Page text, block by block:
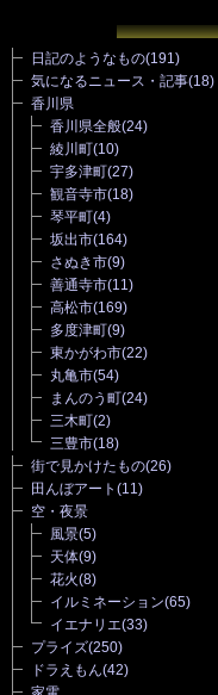
日記のようなもの(191)
気になるニュース・記事(18)
香川県
香川県全般(24)
綾川町(10)
宇多津町(27)
観音寺市(18)
琴平町(4)
坂出市(164)
さぬき市(9)
善通寺市(11)
高松市(169)
多度津町(9)
東かがわ市(22)
丸亀市(54)
まんのう町(24)
三木町(2)
三豊市(18)
街で見かけたもの(26)
田んぼアート (11)
空・夜景
風景(5)
天体(9)
花火(8)
イルミネーション(65)
イエナリエ(33)
プライズ(250)
ドラえもん(42)